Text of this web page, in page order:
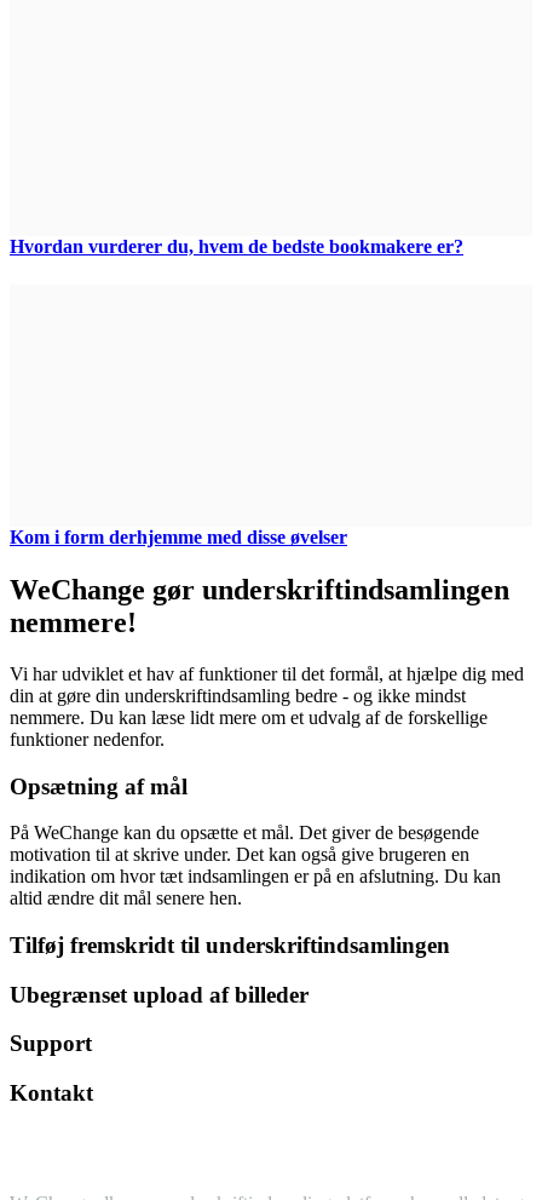
Hvordan vurderer du, hvem de bedste bookmakere er?
Kom i form derhjemme med disse øvelser
WeChange gør underskriftindsamlingen
nemmere!
Vi har udviklet et hav af funktioner til det formål, at hjælpe dig med
din at gøre din underskriftindsamling bedre - og ikke mindst
nemmere. Du kan læse lidt mere om et udvalg af de forskellige
funktioner nedenfor.
Opsætning af mål
På WeChange kan du opsætte et mål. Det giver de besøgende
motivation til at skrive under. Det kan også give brugeren en
indikation om hvor tæt indsamlingen er på en afslutning. Du kan
altid ændre dit mål senere hen.
Tilføj fremskridt til underskriftindsamlingen
Ubegrænset upload af billeder
Support
Kontakt